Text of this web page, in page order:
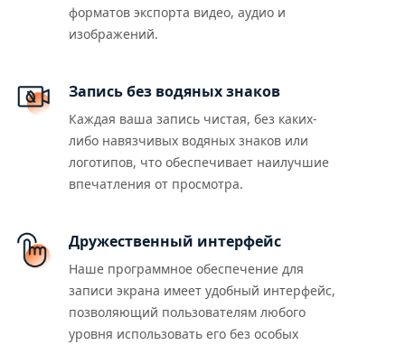
форматов экспорта видео, аудио и
изображений.
Запись без водяных знаков
Каждая ваша запись чистая, без каких-
либо навязчивых водяных знаков или
логотипов, что обеспечивает наилучшие
впечатления от просмотра.
Дружественный интерфейс
Наше программное обеспечение для
записи экрана имеет удобный интерфейс,
позволяющий пользователям любого
уровня использовать его без особых